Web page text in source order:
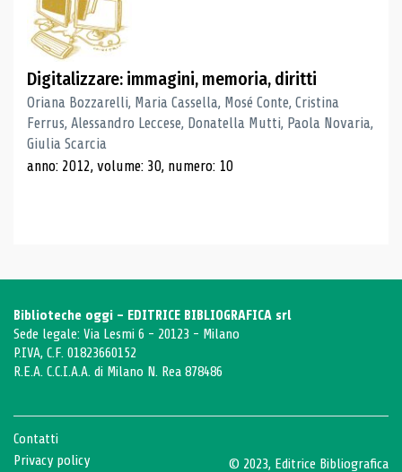
Digitalizzare: immagini, memoria, diritti
Oriana Bozzarelli, Maria Cassella, Mosé Conte, Cristina
Ferrus, Alessandro Leccese, Donatella Mutti, Paola Novaria,
Giulia Scarcia
anno: 2012, volume: 30, numero: 10
Biblioteche oggi - EDITRICE BIBLIOGRAFICA srl
Sede legale: Via Lesmi 6 - 20123 - Milano
P.IVA, C.F. 01823660152
R.E.A. C.C.I.A.A. di Milano N. Rea 878486
Contatti
Privacy policy
© 2023, Editrice Bibliografica